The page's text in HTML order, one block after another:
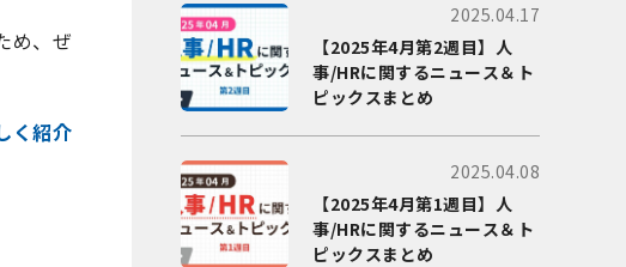
め、ぜ
く紹介
2025.04.17
【2025年4月第2週目】人
事/HRに関するニュース＆ト
ピックスまとめ
2025.04.08
【2025年4月第1週目】人
事/HRに関するニュース＆ト
ピックスまとめ